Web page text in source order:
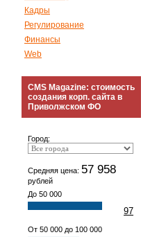
Кадры
Регулирование
Финансы
Web
CMS Magazine: стоимость
создания корп. сайта в
Приволжском ФО
Город:
Средняя цена: 57 958
рублей
До 50 000
97
От 50 000 до 100 000